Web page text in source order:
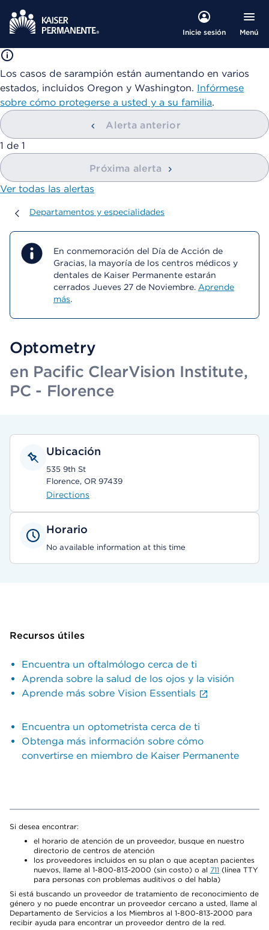
Inicie sesión Menú
Los casos de sarampión están aumentando en varios
estados, incluidos Oregon y Washington. Infórmese
sobre cómo protegerse a usted y a su familia.
Alerta anterior
mostrando
1 de 1
Próxima alerta
Ver todas las alertas
Departamentos y especialidades
Departamentos y especialidades
En conmemoración del Día de Acción de
Gracias, la mayoría de los centros médicos y
dentales de Kaiser Permanente estarán
cerrados Jueves 27 de Noviembre. Aprende
más.
Optometry
en Pacific ClearVision Institute,
PC - Florence
Ubicación
535 9th St
Florence, OR 97439
Directions
Horario
No available information at this time
Recursos útiles
Encuentra un oftalmólogo cerca de ti
Aprenda sobre la salud de los ojos y la visión
Aprende más sobre Vision Essentials
Encuentra un optometrista cerca de ti
Obtenga más información sobre cómo
convertirse en miembro de Kaiser Permanente
Si desea encontrar:
el horario de atención de un proveedor, busque en nuestro
directorio de centros de atención
los proveedores incluidos en su plan o que aceptan pacientes
nuevos, llame al 1-800-813-2000 (sin costo) o al 711 (línea TTY
para personas con problemas auditivos o del habla)
Si está buscando un proveedor de tratamiento de reconocimiento de
género y no puede encontrar un proveedor cercano a usted, llame al
Departamento de Servicios a los Miembros al 1-800-813-2000 para
recibir ayuda para encontrar un proveedor dentro de la red.